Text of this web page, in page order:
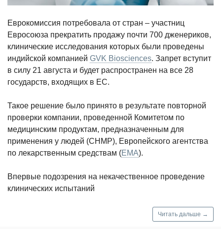
Еврокомиссия потребовала от стран – участниц
Евросоюза прекратить продажу почти 700 дженериков,
клинические исследования которых были проведены
индийской компанией GVK Biosciences. Запрет вступит
в силу 21 августа и будет распространен на все 28
государств, входящих в ЕС.
Такое решение было принято в результате повторной
проверки компании, проведенной Комитетом по
медицинским продуктам, предназначенным для
применения у людей (CHMP), Европейского агентства
по лекарственным средствам (EMA).
Впервые подозрения на некачественное проведение
клинических испытаний
Читать дальше →